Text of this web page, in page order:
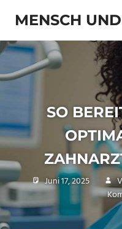
Inhalt
springen
MENSCH
Zahn
und
Zähnchen
SO
Juni 17, 2025